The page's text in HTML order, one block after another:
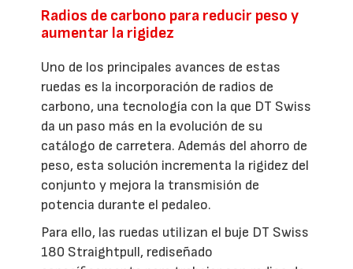
Radios de carbono para reducir peso y
aumentar la rigidez
Uno de los principales avances de estas
ruedas es la incorporación de radios de
carbono, una tecnología con la que DT Swiss
da un paso más en la evolución de su
catálogo de carretera. Además del ahorro de
peso, esta solución incrementa la rigidez del
conjunto y mejora la transmisión de
potencia durante el pedaleo.
Para ello, las ruedas utilizan el buje DT Swiss
180 Straightpull, rediseñado